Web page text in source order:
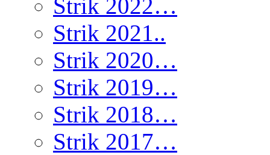
Strik 2022…
Strik 2021..
Strik 2020…
Strik 2019…
Strik 2018…
Strik 2017…